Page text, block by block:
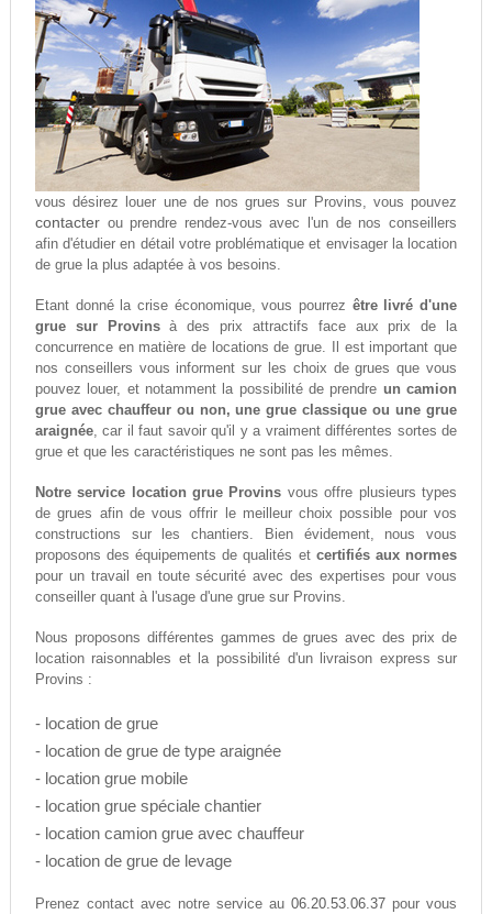
vous désirez louer une de nos grues sur Provins, vous pouvez
contacterou prendre rendez-vous avec l'un de nos conseillers
afin d'étudier en détail votre problématique et envisager la location
de grue la plus adaptée à vos besoins.
Etant donné la crise économique, vous pourrez être livré d'une
grue sur Provinsà des prix attractifs face aux prix de la
concurrence en matière de locations de grue. Il est important que
nos conseillers vous informent sur les choix de grues que vous
pouvez louer, et notamment la possibilité de prendre un camion
grue avec chauffeur ou non, une grue classique ou une grue
araignée, car il faut savoir qu'il y a vraiment différentes sortes de
grue et que les caractéristiques ne sont pas les mêmes.
Notre service location grue Provins vous offre plusieurs types
de grues afin de vous offrir le meilleur choix possible pour vos
constructions sur les chantiers. Bien évidement, nous vous
proposons des équipements de qualités et certifiés aux normes
pour un travail en toute sécurité avec des expertises pour vous
conseiller quant à l'usage d'une grue sur Provins.
Nous proposons différentes gammes de grues avec des prix de
location raisonnables et la possibilité d'un livraison express sur
Provins :
- location de grue
- location de grue de type araignée
- location grue mobile
- location grue spéciale chantier
- location camion grue avec chauffeur
- location de grue de levage
Prenez contact avec notre service au06.20.53.06.37 pour vous